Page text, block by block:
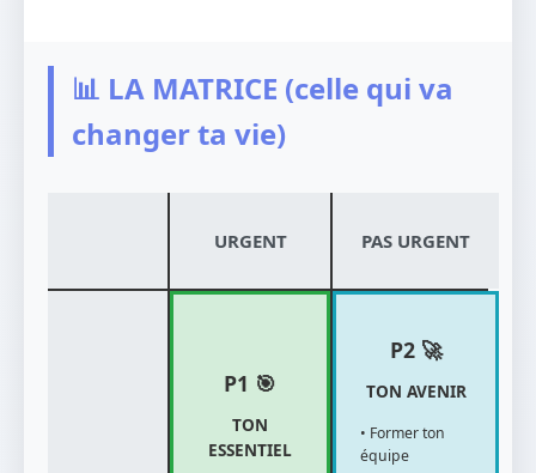
📊 LA MATRICE (celle qui va
changer ta vie)
URGENT PAS URGENT
P1 🎯
TON
ESSENTIEL
P2 🚀
TON AVENIR
• Former ton
équipe